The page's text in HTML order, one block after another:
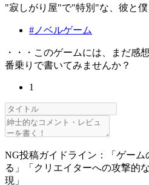
"寂しがり屋"で"特別"な、彼と
#ノベルゲーム
・・・このゲームには、まだ感
番乗りで書いてみませんか？
1
NG投稿ガイドライン：「ゲー
る」「クリエイターへの攻撃的
現」